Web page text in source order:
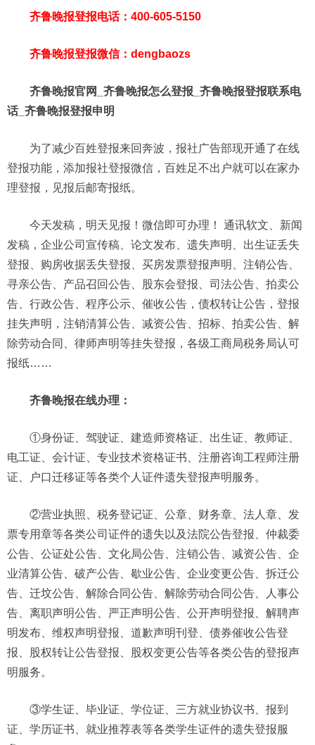
齐鲁晚报登报电话：400-605-5150
齐鲁晚报登报微信：dengbaozs
齐鲁晚报官网_齐鲁晚报怎么登报_齐鲁晚报登报联系电
话_齐鲁晚报登报申明
为了减少百姓登报来回奔波，报社广告部现开通了在线
登报功能，添加报社登报微信，百姓足不出户就可以在家办
理登报，见报后邮寄报纸。
今天发稿，明天见报！微信即可办理！ 通讯软文、新闻
发稿，企业公司宣传稿、论文发布、遗失声明、出生证丢失
登报、购房收据丢失登报、买房发票登报声明、注销公告、
寻亲公告、产品召回公告、股东会登报、司法公告、拍卖公
告、行政公告、程序公示、催收公告，债权转让公告，登报
挂失声明，注销清算公告、减资公告、招标、拍卖公告、解
除劳动合同、律师声明等挂失登报，各级工商局税务局认可
报纸……
齐鲁晚报在线办理：
①身份证、驾驶证、建造师资格证、出生证、教师证、
电工证、会计证、专业技术资格证书、注册咨询工程师注册
证、户口迁移证等各类个人证件遗失登报声明服务。
②营业执照、税务登记证、公章、财务章、法人章、发
票专用章等各类公司证件的遗失以及法院公告登报、仲裁委
公告、公证处公告、文化局公告、注销公告、减资公告、企
业清算公告、破产公告、歇业公告、企业变更公告、拆迁公
告、迁坟公告、解除合同公告、解除劳动合同公告、人事公
告、离职声明公告、严正声明公告、公开声明登报、解聘声
明发布、维权声明登报、道歉声明刊登、债券催收公告登
报、股权转让公告登报、股权变更公告等各类公告的登报声
明服务。
③学生证、毕业证、学位证、三方就业协议书、报到
证、学历证书、就业推荐表等各类学生证件的遗失登报服